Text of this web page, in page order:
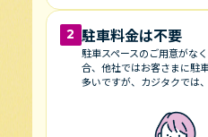
2 駐車料金は不要
駐車スペースのご用意がな
合、他社ではお客さまに駐
多いですが、カジタクでは